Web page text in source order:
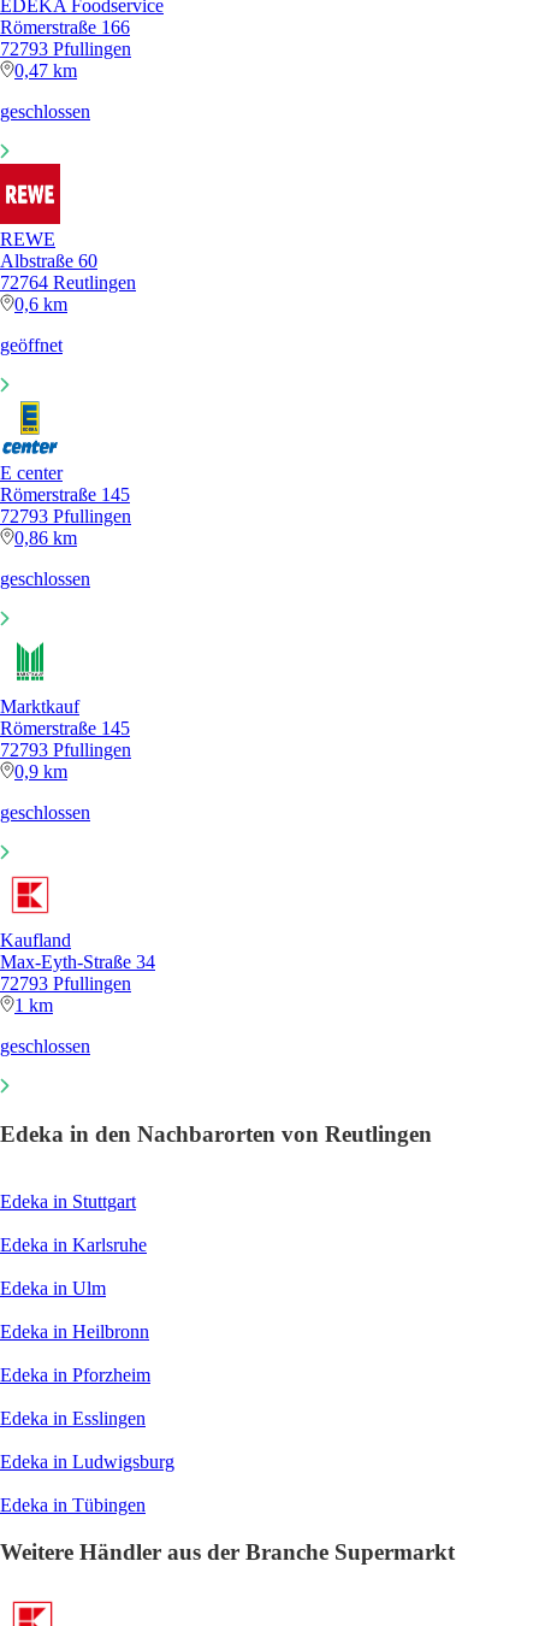
EDEKA Foodservice
Römerstraße 166
72793 Pfullingen
0,47 km
geschlossen
REWE
Albstraße 60
72764 Reutlingen
0,6 km
geöffnet
E center
Römerstraße 145
72793 Pfullingen
0,86 km
geschlossen
Marktkauf
Römerstraße 145
72793 Pfullingen
0,9 km
geschlossen
Kaufland
Max-Eyth-Straße 34
72793 Pfullingen
1 km
geschlossen
Edeka in den Nachbarorten von Reutlingen
Edeka in Stuttgart
Edeka in Karlsruhe
Edeka in Ulm
Edeka in Heilbronn
Edeka in Pforzheim
Edeka in Esslingen
Edeka in Ludwigsburg
Edeka in Tübingen
Weitere Händler aus der Branche Supermarkt